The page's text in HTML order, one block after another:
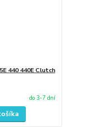
440 440E Clutch
do 3-7 dní